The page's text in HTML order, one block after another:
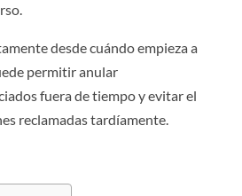
desde cuándo empieza a
permitir anular
fuera de tiempo y evitar el
reclamadas tardíamente.